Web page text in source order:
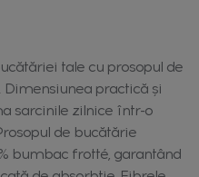
tale cu prosopul de
practică și
sarcinile zilnice într-o
de bucătărie
bumbac frotté, garantând